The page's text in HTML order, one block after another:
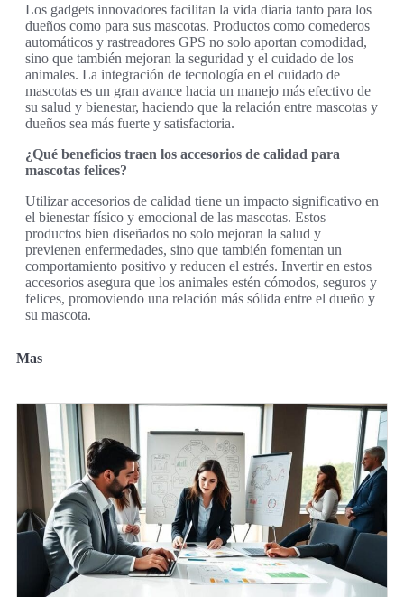
Los gadgets innovadores facilitan la vida diaria tanto para los
dueños como para sus mascotas. Productos como comederos
automáticos y rastreadores GPS no solo aportan comodidad,
sino que también mejoran la seguridad y el cuidado de los
animales. La integración de tecnología en el cuidado de
mascotas es un gran avance hacia un manejo más efectivo de
su salud y bienestar, haciendo que la relación entre mascotas y
dueños sea más fuerte y satisfactoria.
¿Qué beneficios traen los accesorios de calidad para
mascotas felices?
Utilizar accesorios de calidad tiene un impacto significativo en
el bienestar físico y emocional de las mascotas. Estos
productos bien diseñados no solo mejoran la salud y
previenen enfermedades, sino que también fomentan un
comportamiento positivo y reducen el estrés. Invertir en estos
accesorios asegura que los animales estén cómodos, seguros y
felices, promoviendo una relación más sólida entre el dueño y
su mascota.
Mas